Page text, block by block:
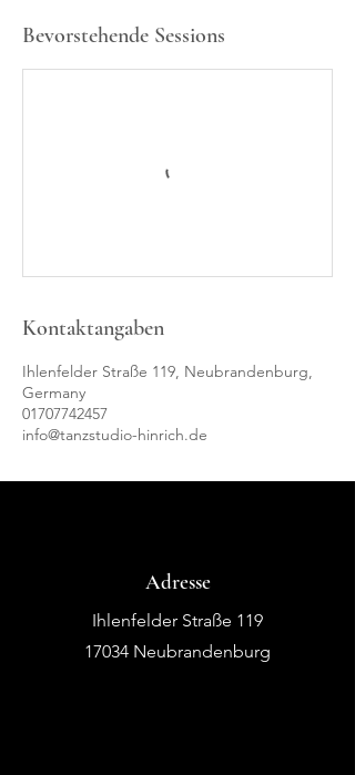
Bevorstehende Sessions
Kontaktangaben
Ihlenfelder Straße 119, Neubrandenburg,
Germany
01707742457
info@tanzstudio-hinrich.de
Adresse
Ihlenfelder Straße 119
17034 Neubrandenburg